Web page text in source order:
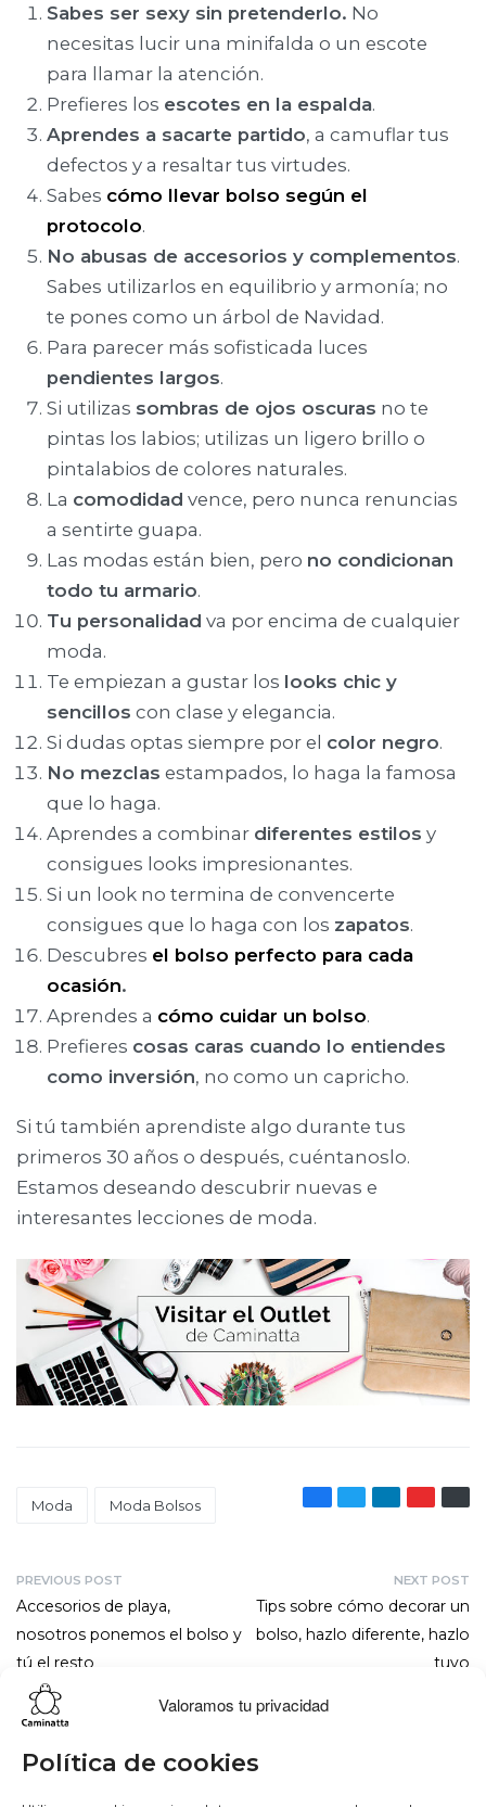
Valoramos tu privacidad
Política de cookies
Sabes ser sexy sin pretenderlo. No
necesitas lucir una minifalda o un escote
para llamar la atención.
Prefieres los escotes en la espalda.
Aprendes a sacarte partido, a camuflar tus
defectos y a resaltar tus virtudes.
Sabes cómo llevar bolso según el
protocolo.
No abusas de accesorios y complementos.
Sabes utilizarlos en equilibrio y armonía; no
te pones como un árbol de Navidad.
Para parecer más sofisticada luces
pendientes largos.
Si utilizas sombras de ojos oscuras no te
pintas los labios; utilizas un ligero brillo o
pintalabios de colores naturales.
La comodidad vence, pero nunca renuncias
a sentirte guapa.
Las modas están bien, pero no condicionan
todo tu armario.
Tu personalidad va por encima de cualquier
moda.
Te empiezan a gustar los looks chic y
sencillos con clase y elegancia.
Si dudas optas siempre por el color negro.
No mezclas estampados, lo haga la famosa
que lo haga.
Aprendes a combinar diferentes estilos y
consigues looks impresionantes.
Si un look no termina de convencerte
consigues que lo haga con los zapatos.
Descubres el bolso perfecto para cada
ocasión.
Aprendes a cómo cuidar un bolso.
Prefieres cosas caras cuando lo entiendes
como inversión, no como un capricho.
Si tú también aprendiste algo durante tus
primeros 30 años o después, cuéntanoslo.
Estamos deseando descubrir nuevas e
interesantes lecciones de moda.
Moda Moda Bolsos
PREVIOUS POST
Accesorios de playa,
nosotros ponemos el bolso y
tú el resto
NEXT POST
Tips sobre cómo decorar un
bolso, hazlo diferente, hazlo
tuyo